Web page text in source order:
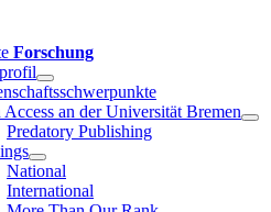
Forschung
Access an der Universität Bremen
Predatory Publishing
National
International